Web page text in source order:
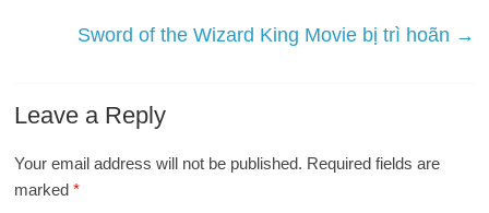
Sword of the Wizard King Movie bị trì hoãn →
Leave a Reply
Your email address will not be published. Required fields are
marked*